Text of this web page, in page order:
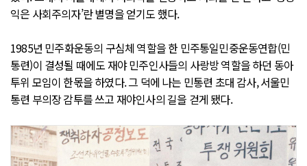
익은 사회주의자’란 별명을 얻기도 했다.
1985년 민주화운동의 구심체 역할을 한 민주통일민중운동연합(민
통련)이 결성될 때에도 재야 민주인사들의 사랑방 역할을 하던 동아
투위 모임이 한몫을 하였다. 그 덕에 나는 민통련 초대 감사, 서울민
통련 부의장 감투를 쓰고 재야인사의 길을 걷게 됐다.